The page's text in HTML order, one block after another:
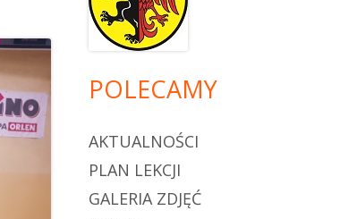
POLECAMY
AKTUALNOŚCI
PLAN LEKCJI
GALERIA ZDJĘĆ